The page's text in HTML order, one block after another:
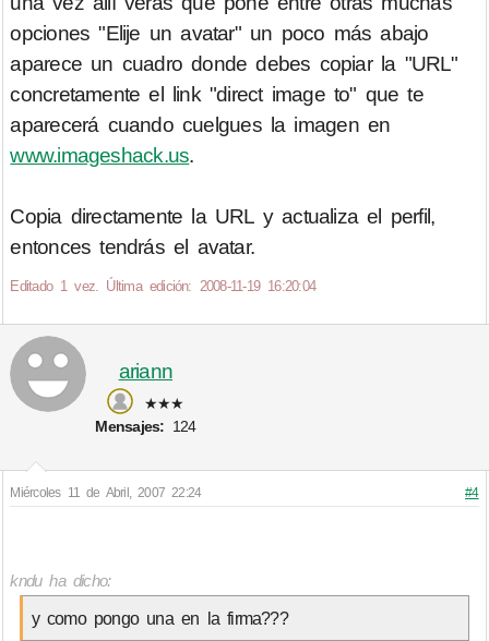
opciones "Elije un avatar" un poco más abajo
aparece un cuadro donde debes copiar la "URL"
concretamente el link "direct image to" que te
aparecerá cuando cuelgues la imagen en
www.imageshack.us.
Copia directamente la URL y actualiza el perfil,
entonces tendrás el avatar.
Editado 1 vez. Última edición: 2008-11-19 16:20:04
ariann
★★★
Mensajes: 124
Miércoles 11 de Abril, 2007 22:24 #4
kndu ha dicho:
y como pongo una en la firma???